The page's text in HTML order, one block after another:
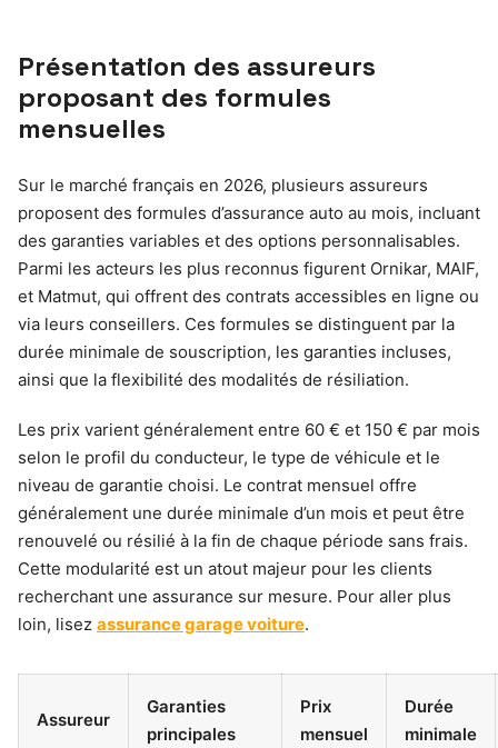
Présentation des assureurs
proposant des formules
mensuelles
Sur le marché français en 2026, plusieurs assureurs
proposent des formules d’assurance auto au mois, incluant
des garanties variables et des options personnalisables.
Parmi les acteurs les plus reconnus figurent Ornikar, MAIF,
et Matmut, qui offrent des contrats accessibles en ligne ou
via leurs conseillers. Ces formules se distinguent par la
durée minimale de souscription, les garanties incluses,
ainsi que la flexibilité des modalités de résiliation.
Les prix varient généralement entre 60 € et 150 € par mois
selon le profil du conducteur, le type de véhicule et le
niveau de garantie choisi. Le contrat mensuel offre
généralement une durée minimale d’un mois et peut être
renouvelé ou résilié à la fin de chaque période sans frais.
Cette modularité est un atout majeur pour les clients
recherchant une assurance sur mesure. Pour aller plus
loin, lisez assurance garage voiture.
Assureur
Garanties
principales
Prix
mensuel
Durée
minimale